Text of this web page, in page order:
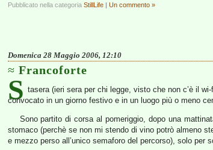
Pubblicato nella categoria StillLife | Un commento »
Domenica 28 Maggio 2006, 12:10
Francoforte
S tasera (ieri sera per chi legge, visto che non c’è il
convocato in un giorno festivo e in un luogo più o meno
Sono partito di corsa al pomeriggio, dopo una
stomaco (perchè se non mi stendo di vino potrò almeno
e mezzo perso all’unico semaforo del percorso), solo per